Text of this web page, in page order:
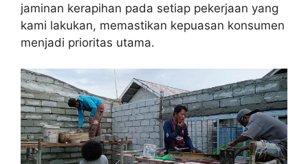
jaminan kerapihan pada setiap pekerjaan yang
kami lakukan, memastikan kepuasan konsumen
menjadi prioritas utama.